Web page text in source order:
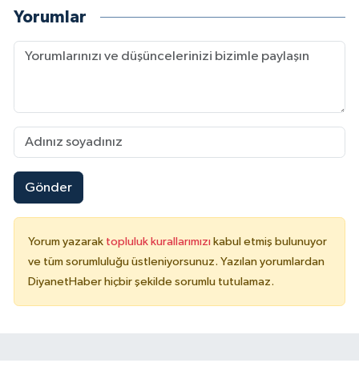
Yorumlar
Gönder
Yorum yazarak topluluk kurallarımızı kabul etmiş bulunuyor
ve tüm sorumluluğu üstleniyorsunuz. Yazılan yorumlardan
DiyanetHaber hiçbir şekilde sorumlu tutulamaz.
Manisa Müftülüğü
Mardin Müftülüğü
Mersin Müftülüğü
Muğla Müftülüğü
Muş Müftülüğü